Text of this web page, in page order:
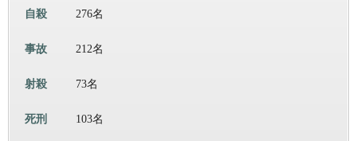
自殺 276名
事故 212名
射殺 73名
死刑 103名